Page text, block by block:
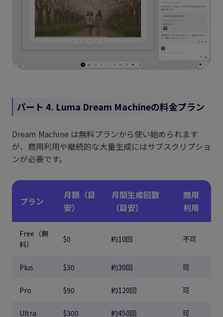
パート 4. Luma Dream Machineの料金プラン
Dream Machine は無料プランから使い始められます
が、商用利用や継続的な大量生成にはサブスクリプショ
ンが必要です。
プラン
月額（目
安）
月間生成回数
（目安）
商用
利用
Free（無
料）
$0 約10回 不可
Plus $30 約30回 可
Pro $90 約120回 可
Ultra $300 約450回 可